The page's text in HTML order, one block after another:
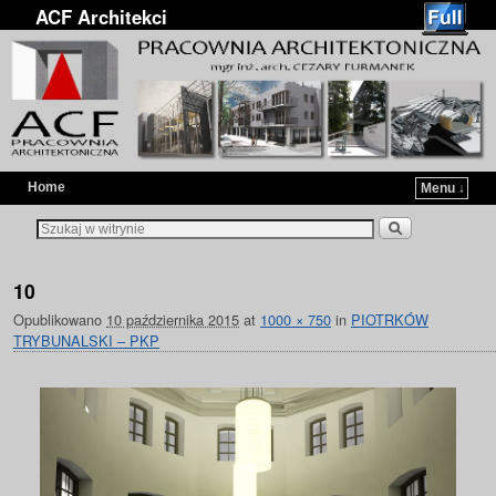
ACF Architekci
Home
Menu ↓
10
Opublikowano 10 października 2015 at 1000 × 750 in PIOTRKÓW
TRYBUNALSKI – PKP